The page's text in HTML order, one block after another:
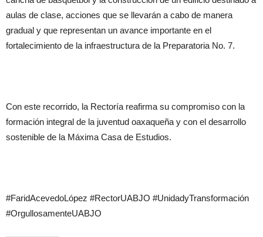
aulas de clase, acciones que se llevarán a cabo de manera
gradual y que representan un avance importante en el
fortalecimiento de la infraestructura de la Preparatoria No. 7.
Con este recorrido, la Rectoría reafirma su compromiso con la
formación integral de la juventud oaxaqueña y con el desarrollo
sostenible de la Máxima Casa de Estudios.
#FaridAcevedoLópez #RectorUABJO #UnidadyTransformación
#OrgullosamenteUABJO